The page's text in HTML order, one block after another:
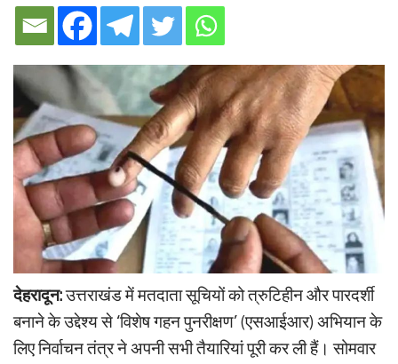
देहरादून:उत्तराखंड में मतदाता सूचियों को त्रुटिहीन और पारदर्शी
बनाने के उद्देश्य से ‘विशेष गहन पुनरीक्षण’ (एसआईआर) अभियान के
लिए निर्वाचन तंत्र ने अपनी सभी तैयारियां पूरी कर ली हैं। सोमवार